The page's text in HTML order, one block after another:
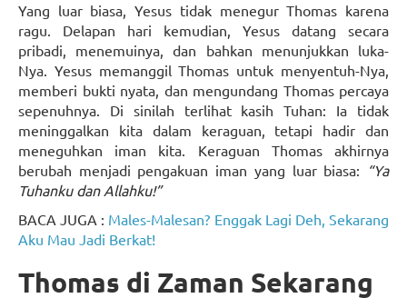
Yang luar biasa, Yesus tidak menegur Thomas karena
ragu. Delapan hari kemudian, Yesus datang secara
pribadi, menemuinya, dan bahkan menunjukkan luka-
Nya. Yesus memanggil Thomas untuk menyentuh-Nya,
memberi bukti nyata, dan mengundang Thomas percaya
sepenuhnya. Di sinilah terlihat kasih Tuhan: Ia tidak
meninggalkan kita dalam keraguan, tetapi hadir dan
meneguhkan iman kita. Keraguan Thomas akhirnya
berubah menjadi pengakuan iman yang luar biasa: “Ya
Tuhanku dan Allahku!”
BACA JUGA : Males-Malesan? Enggak Lagi Deh, Sekarang
Aku Mau Jadi Berkat!
Thomas di Zaman Sekarang